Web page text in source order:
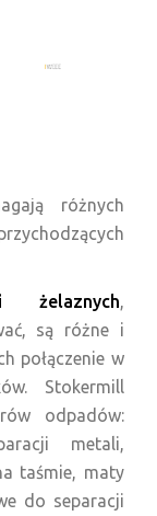
różnych
żelaznych,
są różne i
połączenie w
Stokermill
odpadów:
metali,
taśmie, maty
do separacji